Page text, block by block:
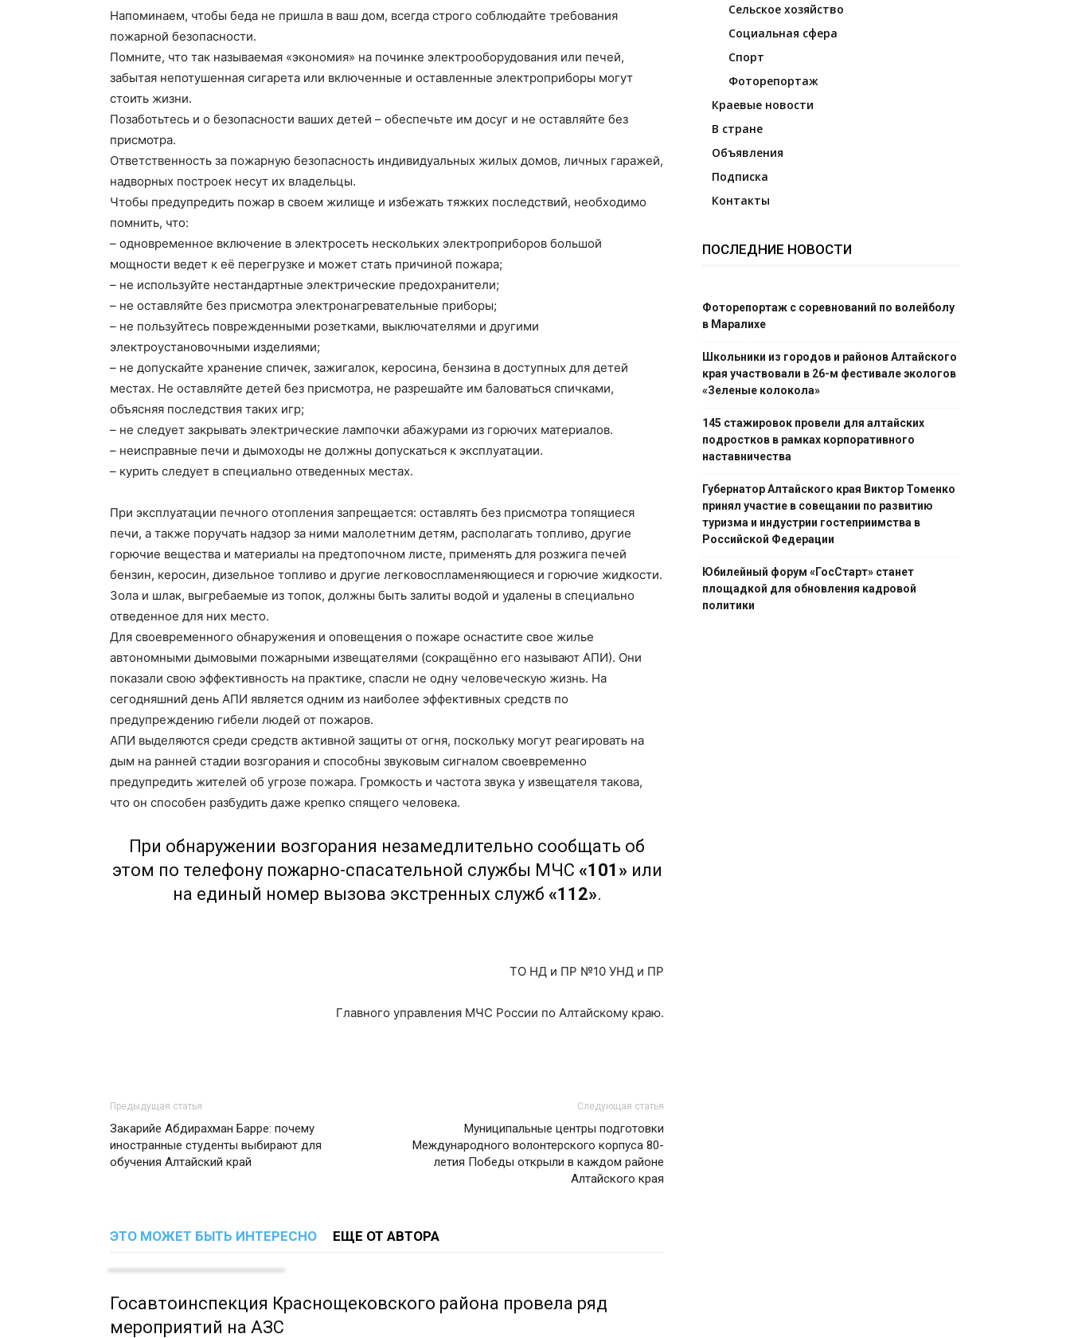
Напоминаем, чтобы беда не пришла в ваш дом, всегда строго соблюдайте требования
пожарной безопасности.
Помните, что так называемая «экономия» на починке электрооборудования или печей,
забытая непотушенная сигарета или включенные и оставленные электроприборы могут
стоить жизни.
Позаботьтесь и о безопасности ваших детей – обеспечьте им досуг и не оставляйте без
присмотра.
Ответственность за пожарную безопасность индивидуальных жилых домов, личных гаражей,
надворных построек несут их владельцы.
Чтобы предупредить пожар в своем жилище и избежать тяжких последствий, необходимо
помнить, что:
– одновременное включение в электросеть нескольких электроприборов большой
мощности ведет к её перегрузке и может стать причиной пожара;
– не используйте нестандартные электрические предохранители;
– не оставляйте без присмотра электронагревательные приборы;
– не пользуйтесь поврежденными розетками, выключателями и другими
электроустановочными изделиями;
– не допускайте хранение спичек, зажигалок, керосина, бензина в доступных для детей
местах. Не оставляйте детей без присмотра, не разрешайте им баловаться спичками,
объясняя последствия таких игр;
– не следует закрывать электрические лампочки абажурами из горючих материалов.
– неисправные печи и дымоходы не должны допускаться к эксплуатации.
– курить следует в специально отведенных местах.
При эксплуатации печного отопления запрещается: оставлять без присмотра топящиеся
печи, а также поручать надзор за ними малолетним детям, располагать топливо, другие
горючие вещества и материалы на предтопочном листе, применять для розжига печей
бензин, керосин, дизельное топливо и другие легковоспламеняющиеся и горючие жидкости.
Зола и шлак, выгребаемые из топок, должны быть залиты водой и удалены в специально
отведенное для них место.
Для своевременного обнаружения и оповещения о пожаре оснастите свое жилье
автономными дымовыми пожарными извещателями (сокращённо его называют АПИ). Они
показали свою эффективность на практике, спасли не одну человеческую жизнь. На
сегодняшний день АПИ является одним из наиболее эффективных средств по
предупреждению гибели людей от пожаров.
АПИ выделяются среди средств активной защиты от огня, поскольку могут реагировать на
дым на ранней стадии возгорания и способны звуковым сигналом своевременно
предупредить жителей об угрозе пожара. Громкость и частота звука у извещателя такова,
что он способен разбудить даже крепко спящего человека.
При обнаружении возгорания незамедлительно сообщать об
этом по телефону пожарно-спасательной службы МЧС «101» или
на единый номер вызова экстренных служб «112».
ТО НД и ПР №10 УНД и ПР
Главного управления МЧС России по Алтайскому краю.
Предыдущая статья
Закарийе Абдирахман Барре: почему
иностранные студенты выбирают для
обучения Алтайский край
Следующая статья
Муниципальные центры подготовки
Международного волонтерского корпуса 80-
летия Победы открыли в каждом районе
Алтайского края
ЭТО МОЖЕТ БЫТЬ ИНТЕРЕСНО ЕЩЕ ОТ АВТОРА
Госавтоинспекция Краснощековского района провела ряд
мероприятий на АЗС
Сельское хозяйство
Социальная сфера
Спорт
Фоторепортаж
Краевые новости
В стране
Объявления
Подписка
Контакты
ПОСЛЕДНИЕ НОВОСТИ
Фоторепортаж с соревнований по волейболу
в Маралихе
Школьники из городов и районов Алтайского
края участвовали в 26-м фестивале экологов
«Зеленые колокола»
145 стажировок провели для алтайских
подростков в рамках корпоративного
наставничества
Губернатор Алтайского края Виктор Томенко
принял участие в совещании по развитию
туризма и индустрии гостеприимства в
Российской Федерации
Юбилейный форум «ГосСтарт» станет
площадкой для обновления кадровой
политики